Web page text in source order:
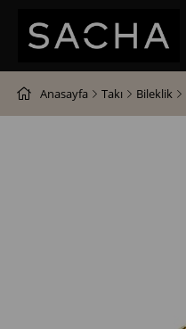
Anasayfa Takı Bileklik